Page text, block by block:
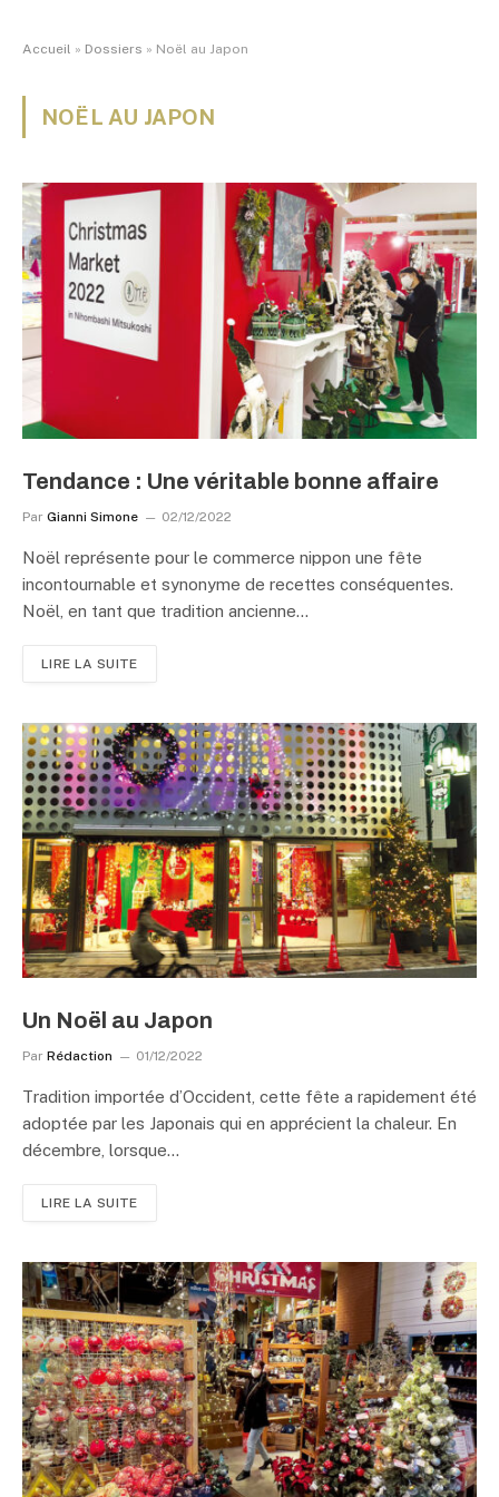
Accueil » Dossiers » Noël au Japon
NOËL AU JAPON
Tendance : Une véritable bonne affaire
Par Gianni Simone 02/12/2022
Noël représente pour le commerce nippon une fête
incontournable et synonyme de recettes conséquentes.
Noël, en tant que tradition ancienne…
LIRE LA SUITE
Un Noël au Japon
Par Rédaction 01/12/2022
Tradition importée d’Occident, cette fête a rapidement été
adoptée par les Japonais qui en apprécient la chaleur. En
décembre, lorsque…
LIRE LA SUITE